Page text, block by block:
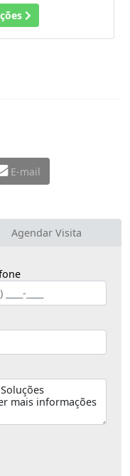
E-mail
Agendar Visita